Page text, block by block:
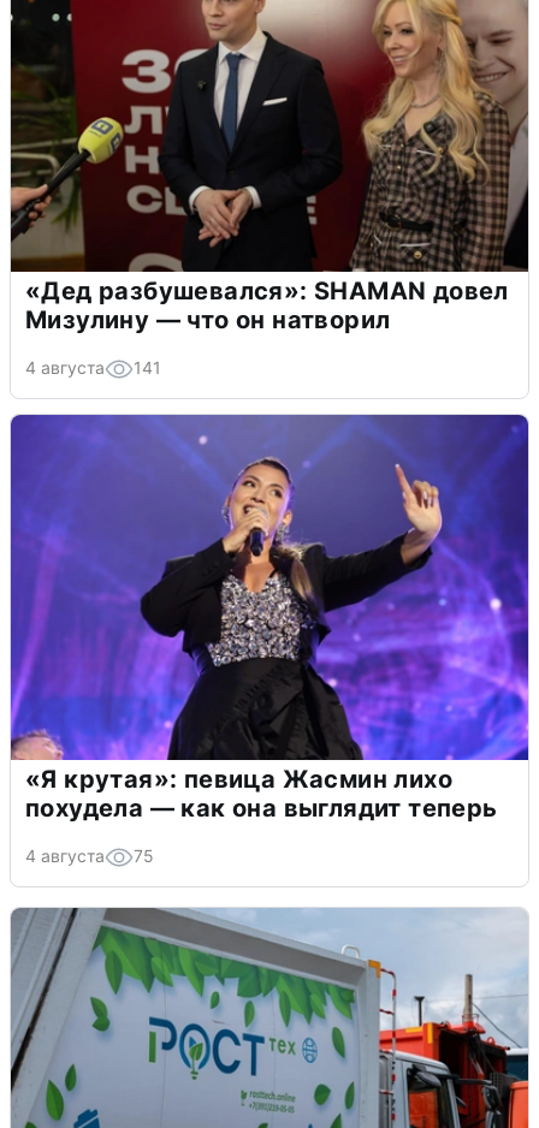
«Дед разбушевался»: SHAMAN довел
Мизулину — что он натворил
4 августа 141
«Я крутая»: певица Жасмин лихо
похудела — как она выглядит теперь
4 августа 75